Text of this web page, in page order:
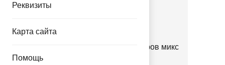
Реквизиты
Карта сайта
Помощь
Набор Арка золотая из шаров микс